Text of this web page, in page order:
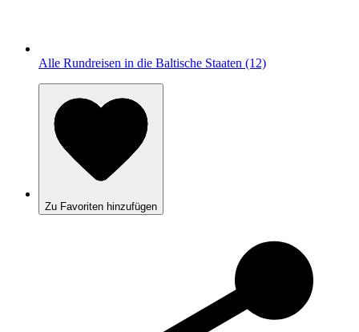
Alle Rundreisen in die Baltische Staaten (12)
Zu Favoriten hinzufügen